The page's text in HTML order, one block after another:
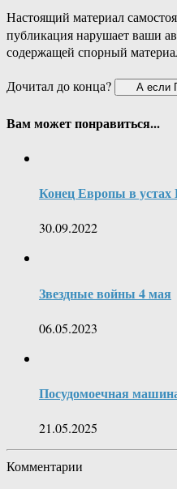
Настоящий материал
публикация нарушает ваши
содержащей спорный
Дочитал до конца?
Вам может понравиться...
Конец Европы в устах
30.09.2022
Звездные войны 4 мая
06.05.2023
Посудомоечная
21.05.2025
Комментарии